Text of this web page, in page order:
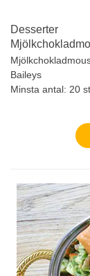
Desserter
Baileys
Minsta antal: 20 st